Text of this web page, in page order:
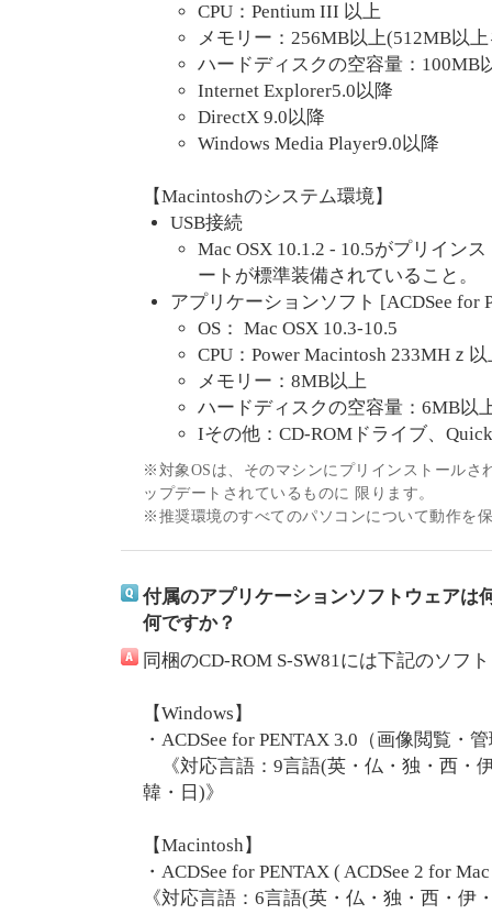
CPU：Pentium III 以上
メモリー：256MB以上(512MB以
ハードディスクの空容量：100MB
Internet Explorer5.0以降
DirectX 9.0以降
Windows Media Player9.0以降
【Macintoshのシステム環境】
USB接続
Mac OSX 10.1.2 - 10.5がプリイン
ートが標準装備されていること。
アプリケーションソフト [ACDSee for
OS： Mac OSX 10.3-10.5
CPU：Power Macintosh 233MHｚ以
メモリー：8MB以上
ハードディスクの空容量：6MB以
Iその他：CD-ROMドライブ、
※対象OSは、そのマシンにプリインストールさ
ップデートされているものに 限ります。
※推奨環境のすべてのパソコンについて動作を
付属のアプリケーションソフトウェア
何ですか？
同梱のCD-ROM S-SW81には下記のソフ
【Windows】
・ACDSee for PENTAX 3.0（画像閲覧
《対応言語：9言語(英・仏・独・西・
韓・日)》
【Macintosh】
・ACDSee for PENTAX ( ACDSee 2 for
《対応言語：6言語(英・仏・独・西・伊